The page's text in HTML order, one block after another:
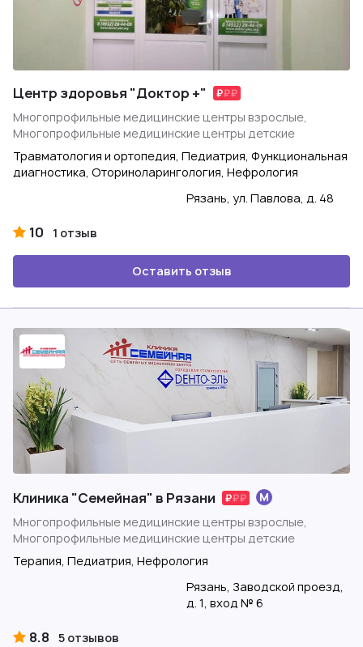
Центр здоровья "Доктор +"
Многопрофильные медицинские центры взрослые,
Многопрофильные медицинские центры детские
Травматология и ортопедия, Педиатрия, Функциональная
диагностика, Оториноларингология, Нефрология
Рязань, ул. Павлова, д. 48
10 1 отзыв
Оставить отзыв
Клиника "Семейная" в Рязани
Многопрофильные медицинские центры взрослые,
Многопрофильные медицинские центры детские
Терапия, Педиатрия, Нефрология
Рязань, Заводской проезд,
д. 1, вход № 6
8.8 5 отзывов